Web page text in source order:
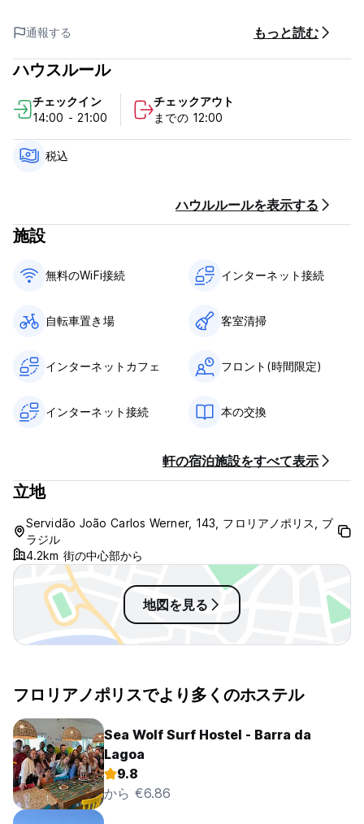
事用またはぶらぶらするためのテーブルのあるスペース、キッチ
ン、テンダーロ付きの裏庭パティオで構成されています。
2 階のユニットはすべて木造で、独自のサポート インフラストラ
部屋（シェアスイート1部屋、プライベートスイート2部屋）で構
成されています。
Voilà ホステルのポリシーと条件:
セルまたはノーショーの場合は、ご滞在の 1 泊目の料金をお支払
12:00前にチェックアウト
税込み
朝食は含まれておりません
一般的な：
特別な条件はありません
通報する もっと読む
ハウスルール
チェックイン
14:00 - 21:00
チェックアウト
までの 12:00
税込
ハウルルールを表示する
施設
無料のWiFi接続 インターネット接続
自転車置き場 客室清掃
インターネットカフェ フロント(時間限定)
インターネット接続 本の交換
軒の宿泊施設をすべて表示
立地
Servidão João Carlos Werner, 143, フロリアノポリス, ブ
ラジル
4.2km 街の中心部から
地図を見る
フロリアノポリスでより多くのホステル
Sea Wolf Surf Hostel - Barra da
Lagoa
9.8
から €6.86